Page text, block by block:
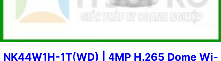
NK44W1H-1T(WD) | 4MP H.265 Dome Wi-